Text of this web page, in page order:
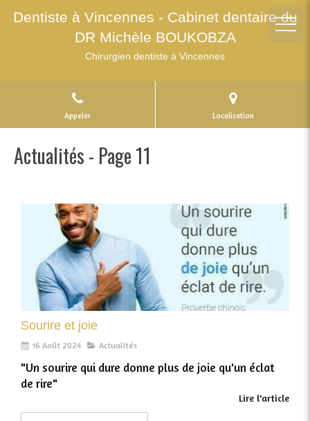
Dentiste à Vincennes - Cabinet dentaire du
DR Michèle BOUKOBZA
Chirurgien dentiste à Vincennes
Appeler Localisation
Actualités - Page 11
Sourire et joie
16 Août 2024 Actualités
"Un sourire qui dure donne plus de joie qu'un éclat
de rire"
Lire l'article